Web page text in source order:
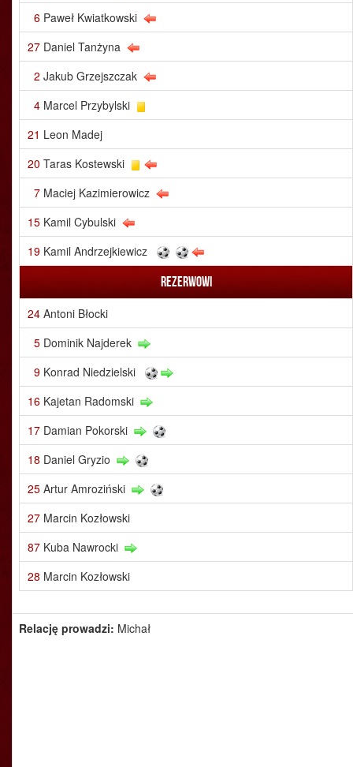
6 Paweł Kwiatkowski
27 Daniel Tanżyna
2 Jakub Grzejszczak
4 Marcel Przybylski
21 Leon Madej
20 Taras Kostewski
7 Maciej Kazimierowicz
15 Kamil Cybulski
19 Kamil Andrzejkiewicz
Rezerwowi
24 Antoni Błocki
5 Dominik Najderek
9 Konrad Niedzielski
16 Kajetan Radomski
17 Damian Pokorski
18 Daniel Gryzio
25 Artur Amroziński
27 Marcin Kozłowski
87 Kuba Nawrocki
28 Marcin Kozłowski
Relację prowadzi: Michał